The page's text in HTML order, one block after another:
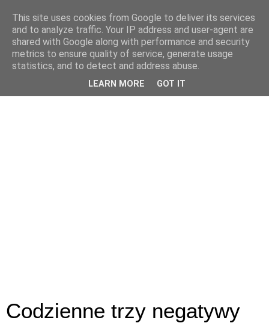
Codzienne trzy negatywy
This site uses cookies from Google to deliver its services
and to analyze traffic. Your IP address and user-agent are
shared with Google along with performance and security
metrics to ensure quality of service, generate usage
statistics, and to detect and address abuse.
LEARN MORE GOT IT